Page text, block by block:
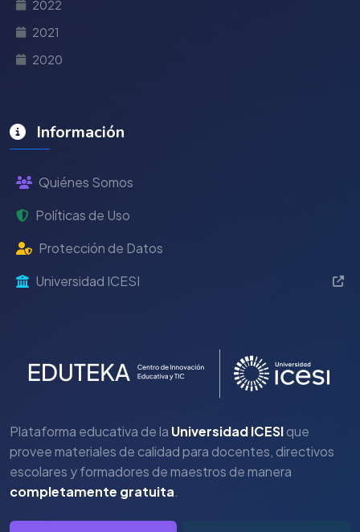
2022
2021
2020
Información
Quiénes Somos
Políticas de Uso
Protección de Datos
Universidad ICESI
Plataforma educativa de la Universidad ICESIque
provee materiales de calidad para docentes, directivos
escolares y formadores de maestros de manera
completamente gratuita.